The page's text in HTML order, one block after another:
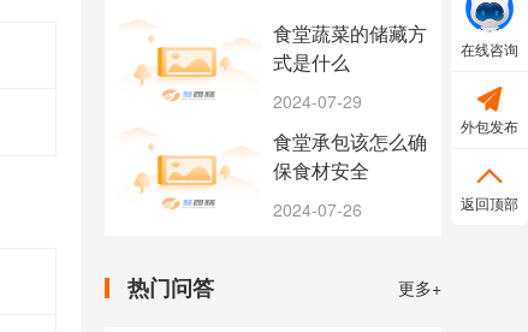
食堂蔬菜的储藏方
式是什么
2024-07-29
食堂承包该怎么确
保食材安全
2024-07-26
热门问答 更多+
在线咨询

外包发布

返回顶部